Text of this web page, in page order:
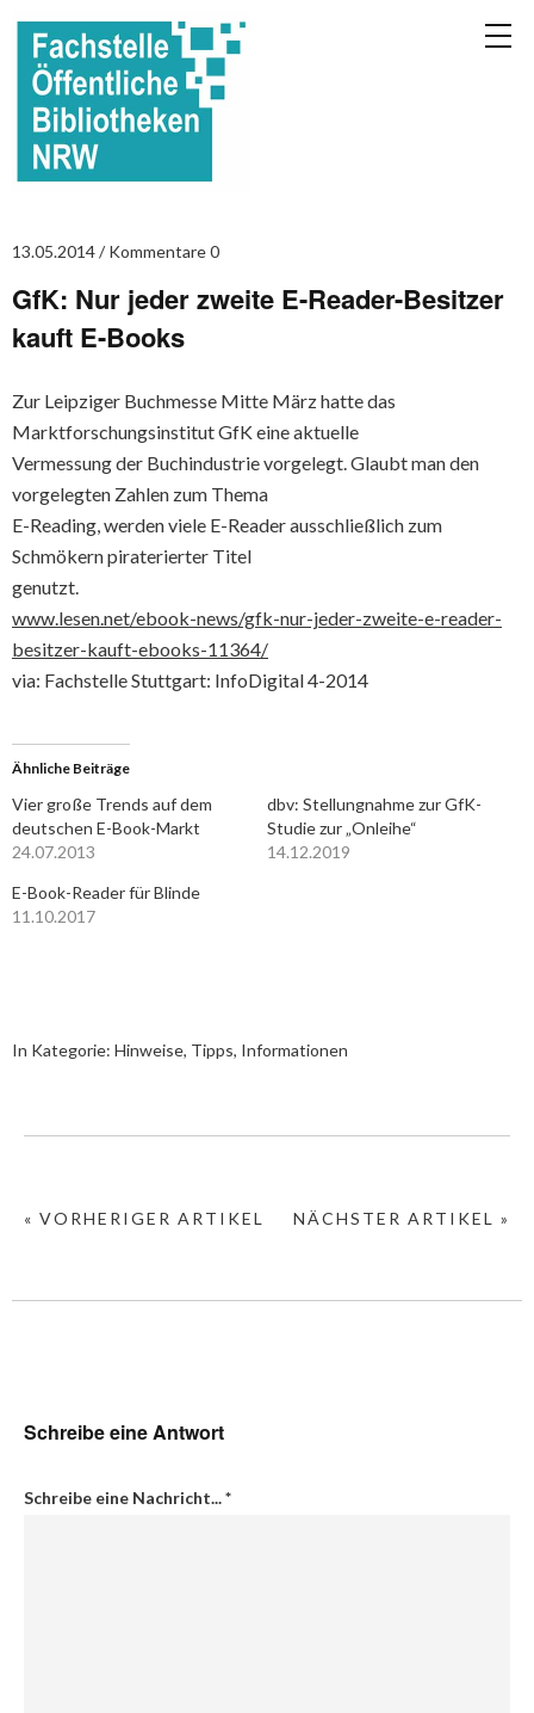
13.05.2014 Kommentare 0
GfK: Nur jeder zweite E-Reader-Besitzer
kauft E-Books
Zur Leipziger Buchmesse Mitte März hatte das
Marktforschungsinstitut GfK eine aktuelle
Vermessung der Buchindustrie vorgelegt. Glaubt man den
vorgelegten Zahlen zum Thema
E-Reading, werden viele E-Reader ausschließlich zum
Schmökern piraterierter Titel
genutzt.
www.lesen.net/ebook-news/gfk-nur-jeder-zweite-e-reader-
besitzer-kauft-ebooks-11364/
via: Fachstelle Stuttgart: InfoDigital 4-2014
Ähnliche Beiträge
Vier große Trends auf dem
deutschen E-Book-Markt
24.07.2013
dbv: Stellungnahme zur GfK-
Studie zur „Onleihe“
14.12.2019
E-Book-Reader für Blinde
11.10.2017
In Kategorie: Hinweise, Tipps, Informationen
NÄCHSTER ARTIKEL »
« VORHERIGER ARTIKEL
Schreibe eine Antwort
Schreibe eine Nachricht...*